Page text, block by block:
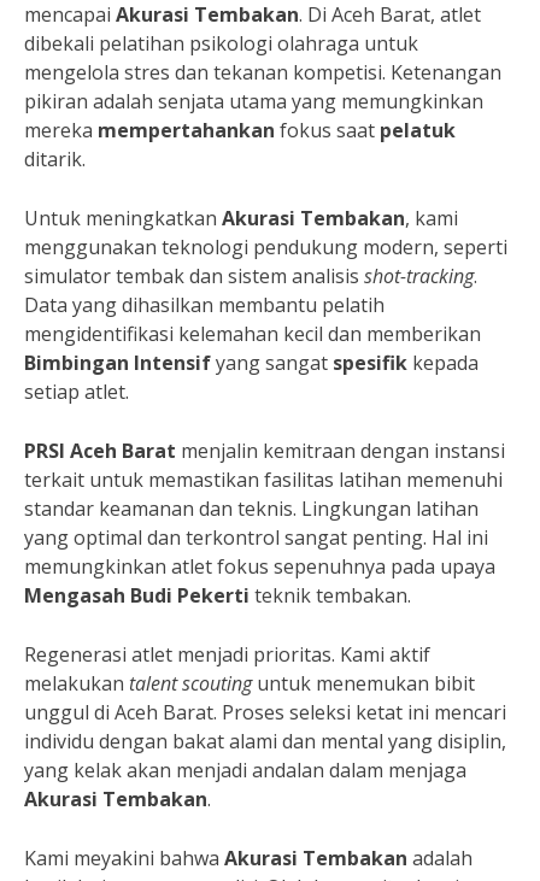
mencapai Akurasi Tembakan. Di Aceh Barat, atlet
dibekali pelatihan psikologi olahraga untuk
mengelola stres dan tekanan kompetisi. Ketenangan
pikiran adalah senjata utama yang memungkinkan
mereka mempertahankan fokus saat pelatuk
ditarik.
Untuk meningkatkan Akurasi Tembakan, kami
menggunakan teknologi pendukung modern, seperti
simulator tembak dan sistem analisis shot-tracking.
Data yang dihasilkan membantu pelatih
mengidentifikasi kelemahan kecil dan memberikan
Bimbingan Intensifyang sangat spesifik kepada
setiap atlet.
PRSI Aceh Barat menjalin kemitraan dengan instansi
terkait untuk memastikan fasilitas latihan memenuhi
standar keamanan dan teknis. Lingkungan latihan
yang optimal dan terkontrol sangat penting. Hal ini
memungkinkan atlet fokus sepenuhnya pada upaya
Mengasah Budi Pekerti teknik tembakan.
Regenerasi atlet menjadi prioritas. Kami aktif
melakukan talent scoutinguntuk menemukan bibit
unggul di Aceh Barat. Proses seleksi ketat ini mencari
individu dengan bakat alami dan mental yang disiplin,
yang kelak akan menjadi andalan dalam menjaga
Akurasi Tembakan.
Kami meyakini bahwa Akurasi Tembakan adalah